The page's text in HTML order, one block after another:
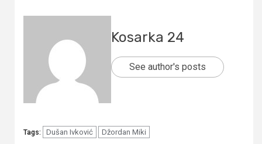
Kosarka 24
See author's posts
Tags: Dušan Ivković Džordan Miki